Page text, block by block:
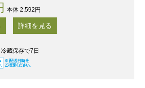
本体 2,592円
詳細を見る
蔵保存で7日